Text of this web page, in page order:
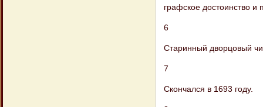
графское достоинство
6
Старинный дворцовый
7
Скончался в 1693 году.